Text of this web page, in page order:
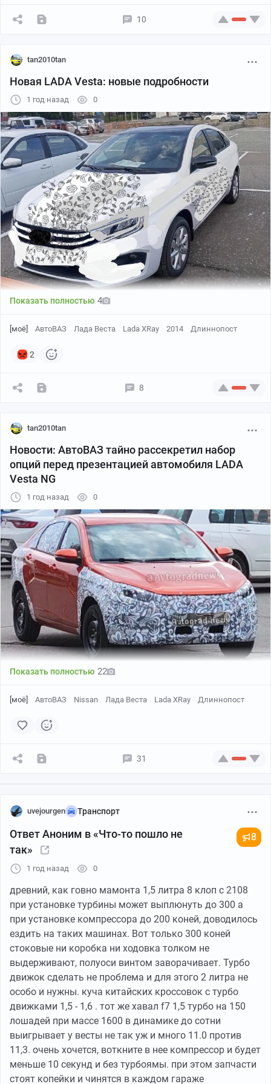
10
tan2010tan
Новая LADA Vesta: новые подробности
1 год назад 0
Показать полностью 4
[моё] АвтоВАЗ Лада Веста Lada XRay 2014 Длиннопост
2
8
tan2010tan
Новости: АвтоВАЗ тайно рассекретил набор
опций перед презентацией автомобиля LADA
Vesta NG
1 год назад 0
Показать полностью 22
[моё] АвтоВАЗ Nissan Лада Веста Lada XRay Длиннопост
31
uvejourgen Транспорт
Ответ Аноним в «Что-то пошло не
так»
8
1 год назад 0
древний, как говно мамонта 1,5 литра 8 клоп с 2108
при установке турбины может выплюнуть до 300 а
при установке компрессора до 200 коней, доводилось
ездить на таких машинах. Вот только 300 коней
стоковые ни коробка ни ходовка толком не
выдерживают, полуоси винтом заворачивает. Турбо
движок сделать не проблема и для этого 2 литра не
особо и нужны. куча китайских кроссовок с турбо
движками 1,5 - 1,6 . тот же хавал f7 1,5 турбо на 150
лошадей при массе 1600 в динамике до сотни
выигрывает у весты не так уж и много 11.0 против
11,3. очень хочется, воткните в нее компрессор и будет
меньше 10 секунд и без турбоямы. при этом запчасти
стоят копейки и чинятся в каждом гараже